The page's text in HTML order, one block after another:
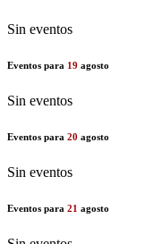
Sin eventos
Eventos para 19 agosto
Sin eventos
Eventos para 20 agosto
Sin eventos
Eventos para 21 agosto